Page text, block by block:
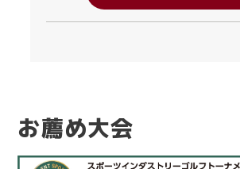
お薦め大会